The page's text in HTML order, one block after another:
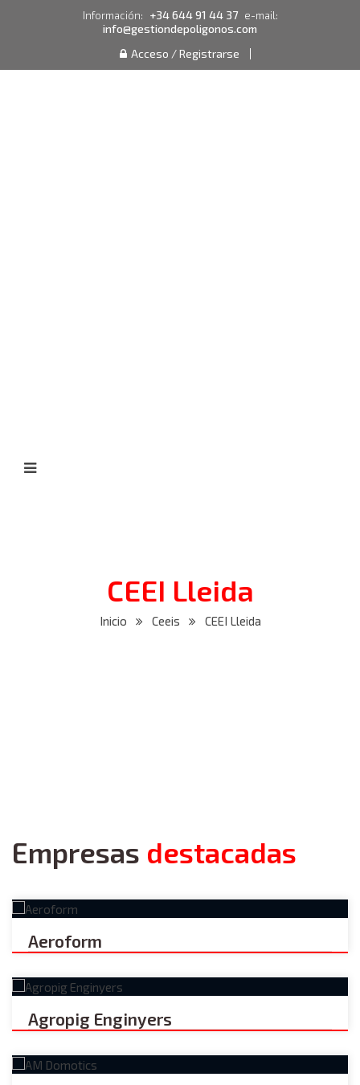
Información: +34 644 91 44 37 e-mail:
info@gestiondepoligonos.com
Acceso / Registrarse
CEEI Lleida
Inicio Ceeis CEEI Lleida
Empresas destacadas
Aeroform
Agropig Enginyers